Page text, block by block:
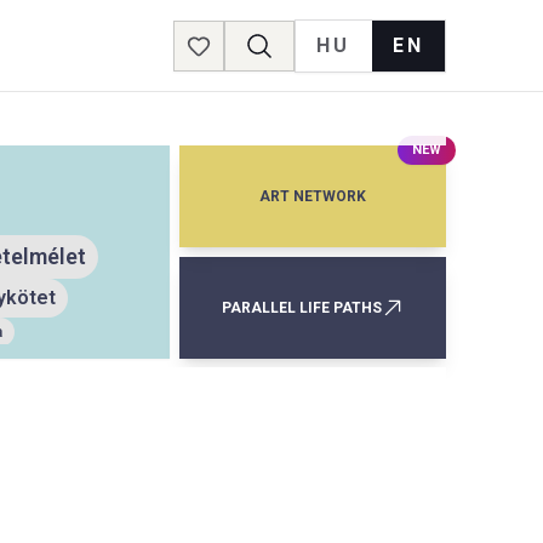
Favorites
HU EN
NEW
ART NETWORK
PARALLEL LIFE PATHS